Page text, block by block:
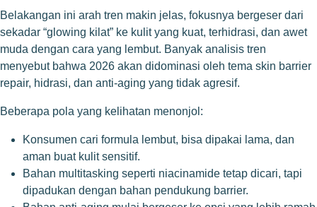
Belakangan ini arah tren makin jelas, fokusnya bergeser dari
sekadar “glowing kilat” ke kulit yang kuat, terhidrasi, dan awet
muda dengan cara yang lembut. Banyak analisis tren
menyebut bahwa 2026 akan didominasi oleh tema skin barrier
repair, hidrasi, dan anti-aging yang tidak agresif.
Beberapa pola yang kelihatan menonjol:
Konsumen cari formula lembut, bisa dipakai lama, dan
aman buat kulit sensitif.
Bahan multitasking seperti niacinamide tetap dicari, tapi
dipadukan dengan bahan pendukung barrier.